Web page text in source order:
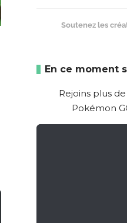
Soutenez les
En ce moment
Rejoins plus
Pokémon